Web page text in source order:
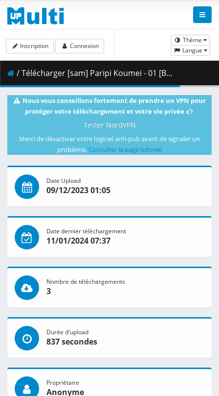
Thème
Langue
Inscription Connexion
/ Télécharger [sam] Paripi Koumei - 01 [BD 1080p FLAC] [CE034C00].mkv.002 ( 406.48 MB )
Nous vous conseillons fortement de prendre un VPN pour
protéger votre téléchargement et votre vie privée
Tester NordVPN
Merci de désactiver votre logiciel anti-pub avant de signaler un
problème. Consulter la page tutoriel
Date Upload
09/12/2023 01:05
Date dernier téléchargement
11/01/2024 07:37
Nombre de téléchargements
3
Durée d'upload
837 secondes
Propriétaire
Anonyme